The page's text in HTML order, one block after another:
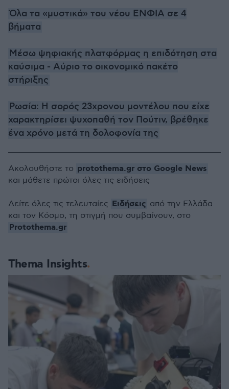
Όλα τα «μυστικά» του νέου ΕΝΦΙΑ σε 4
βήματα
Μέσω ψηφιακής πλατφόρμας η επιδότηση στα
καύσιμα - Αύριο το οικονομικό πακέτο
στήριξης
Ρωσία: Η σορός 23χρονου μοντέλου που είχε
χαρακτηρίσει ψυχοπαθή τον Πούτιν, βρέθηκε
ένα χρόνο μετά τη δολοφονία της
Thema Insights
Ακολουθήστε το protothema.gr στο Google News
και μάθετε πρώτοι όλες τις ειδήσεις
Δείτε όλες τις τελευταίες Ειδήσεις από την Ελλάδα
και τον Κόσμο, τη στιγμή που συμβαίνουν, στο
Protothema.gr